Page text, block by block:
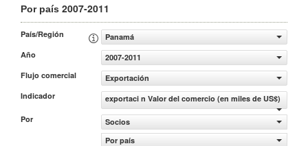
Por país 2007-2011
País/Región
Panamá
Año
2007-2011
Flujo comercial
Exportación
Indicador
exportaci n Valor del comercio (en miles de US$)
Por
Socios
Por país